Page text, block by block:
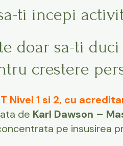
ti incepi
doar sa-ti
crestere
Nivel 1 si 2, cu
de Karl Dawson –
pe insusirea